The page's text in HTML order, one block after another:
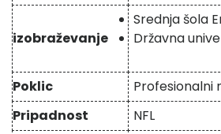
izobraževanje
Srednja šola
Državna
Poklic
Profesionalni
Pripadnost
NFL